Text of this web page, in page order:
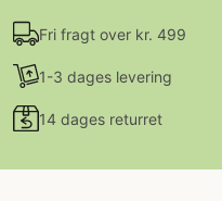
Fri fragt over kr. 499
1-3 dages levering
14 dages returret